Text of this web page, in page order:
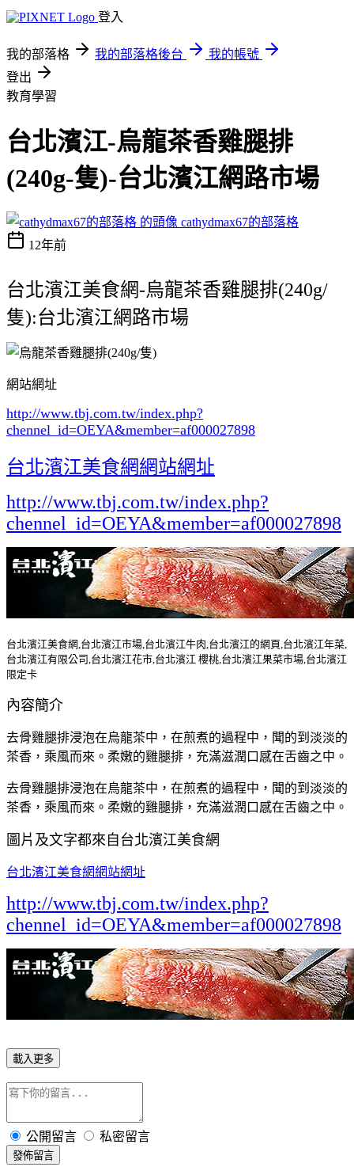
登入
我的部落格 我的部落格後台
我的帳號
登出
教育學習
台北濱江-烏龍茶香雞腿排
(240g-隻)-台北濱江網路市場
cathydmax67的部落格
12年前
台北濱江美食網-烏龍茶香雞腿排(240g/
隻):台北濱江網路市場
網站網址
http://www.tbj.com.tw/index.php?
chennel_id=OEYA&member=af000027898
台北濱江美食網網站網址
http://www.tbj.com.tw/index.php?
chennel_id=OEYA&member=af000027898
台北濱江美食網,台北濱江市場,台北濱江牛肉,台北濱江的網頁,台北濱江年菜,
台北濱江有限公司,台北濱江花市,台北濱江 櫻桃,台北濱江果菜市場,台北濱江
限定卡
內容簡介
去骨雞腿排浸泡在烏龍茶中，在煎煮的過程中，聞的到淡淡的
茶香，乘風而來。柔嫩的雞腿排，充滿滋潤口感在舌齒之中。
去骨雞腿排浸泡在烏龍茶中，在煎煮的過程中，聞的到淡淡的
茶香，乘風而來。柔嫩的雞腿排，充滿滋潤口感在舌齒之中。
圖片及文字都來自台北濱江美食網
台北濱江美食網網站網址
http://www.tbj.com.tw/index.php?
chennel_id=OEYA&member=af000027898
載入更多
公開留言 私密留言
發佈留言